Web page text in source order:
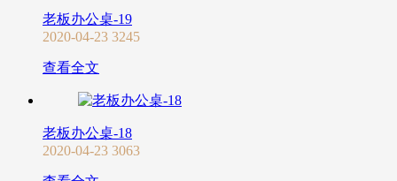
老板办公桌-19
2020-04-23 3245
查看全文
老板办公桌-18
2020-04-23 3063